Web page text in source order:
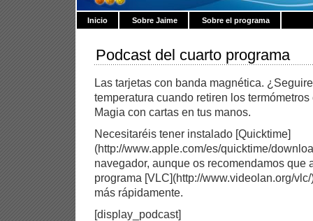
Inicio Sobre Jaime Sobre el programa
Podcast del cuarto programa
Las tarjetas con banda magnética.
temperatura cuando retiren los
Magia con cartas en tus manos.
Necesitaréis tener instalado [Quicktime]
(http://www.apple.com/es/quicktime/
navegador, aunque os recomendamos que
programa [VLC](http://www.videolan.org/
más rápidamente.
[display_podcast]